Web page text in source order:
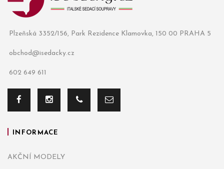
Plzeňská 3352/156, Park Rezidence Klamovka, 150 00 PRAHA 5
obchod@isedacky.cz
602 649 611
INFORMACE
AKČNÍ MODELY